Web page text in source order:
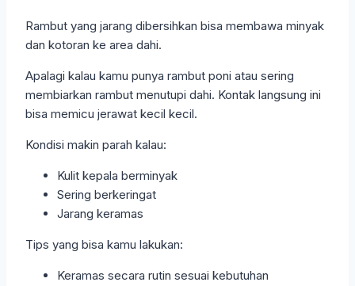
Rambut yang jarang dibersihkan bisa membawa minyak
dan kotoran ke area dahi.
Apalagi kalau kamu punya rambut poni atau sering
membiarkan rambut menutupi dahi. Kontak langsung ini
bisa memicu jerawat kecil kecil.
Kondisi makin parah kalau:
Kulit kepala berminyak
Sering berkeringat
Jarang keramas
Tips yang bisa kamu lakukan:
Keramas secara rutin sesuai kebutuhan